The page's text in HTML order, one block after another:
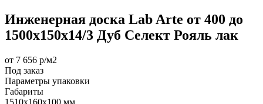
Инженерная доска Lab Arte от 400 до
1500х150х14/3 Дуб Селект Рояль лак
от 7 656 р/м2
Под заказ
Параметры упаковки
Габариты
1510х160х100 мм